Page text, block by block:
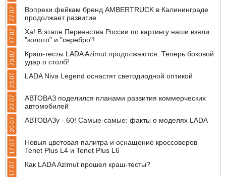
27.07
Вопреки фейкам бренд AMBERTRUCK в Калининграде
продолжает развитие
27.07
Ха! В этапе Первенства России по картингу наши взяли
"золото" и "серебро"!
23.07
Краш-тесты LADA Azimut продолжаются. Теперь боковой
удар о столб!
23.07 LADA Niva Legend оснастят светодиодной оптикой
22.07
АВТОВАЗ поделился планами развития коммерческих
автомобилей
20.07 АВТОВАЗу - 60! Самые-самые: факты о моделях LADA
17.07
Новыя цветовая палитра и оснащение кроссоверов
Tenet Plus L4 и Tenet Plus L6
17.07 Как LADA Azimut прошел краш-тесты?